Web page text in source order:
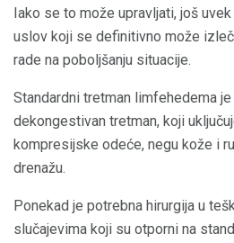
Iako se to može upravljati, još
uslov koji se definitivno može
rade na poboljšanju situacije.
Standardni tretman limfehedema
dekongestivan tretman, koji
kompresijske odeće, negu kože i
drenažu.
Ponekad je potrebna hirurgija u
slučajevima koji su otporni na